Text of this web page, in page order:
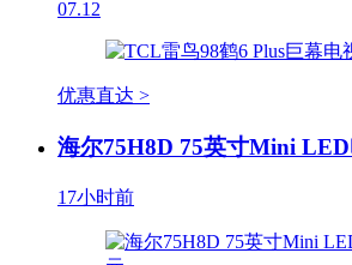
07.12
优惠直达 >
海尔75H8D 75英寸Mini
17小时前